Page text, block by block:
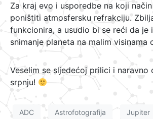
Za kraj evo i usporedbe na koji
poništiti atmosfersku refrakciju.
funkcionira, a usudio bi se reći da je
snimanje planeta na malim visinama
Veselim se sljedećoj prilici i naravno
srpnju!
ADC Astrofotografija Jupiter